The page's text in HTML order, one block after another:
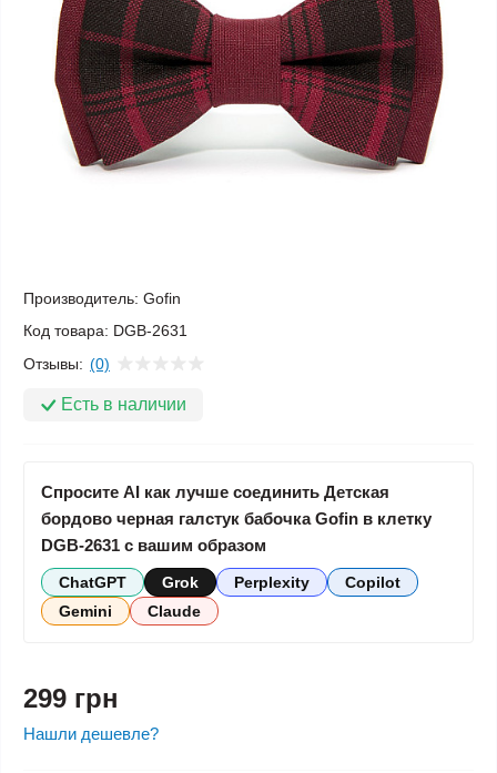
Производитель: Gofin
Код товара: DGB-2631
Отзывы: (0)
Есть в наличии
Спросите AI как лучше соединить Детская
бордово черная галстук бабочка Gofin в клетку
DGB-2631 с вашим образом
ChatGPT Grok Perplexity
Copilot
Gemini
Claude
299 грн
Нашли дешевле?